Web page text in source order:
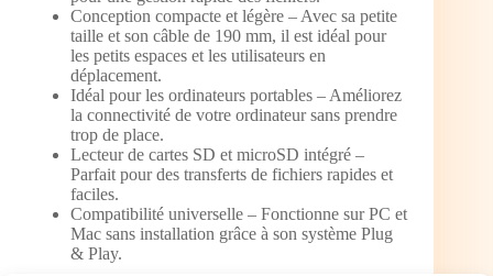
Conception compacte et légère – Avec sa petite
taille et son câble de 190 mm, il est idéal pour
les petits espaces et les utilisateurs en
déplacement.
Idéal pour les ordinateurs portables – Améliorez
la connectivité de votre ordinateur sans prendre
trop de place.
Lecteur de cartes SD et microSD intégré –
Parfait pour des transferts de fichiers rapides et
faciles.
Compatibilité universelle – Fonctionne sur PC et
Mac sans installation grâce à son système Plug
& Play.